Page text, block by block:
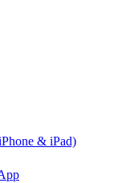
& iPad)